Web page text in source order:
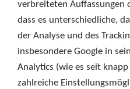
verbreiteten Auffassungen
dass es unterschiedliche,
der Analyse und des
insbesondere Google in
Analytics (wie es seit
zahlreiche